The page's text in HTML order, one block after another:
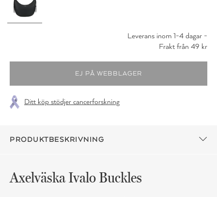
Leverans inom 1-4 dagar -
Frakt från 49 kr
Ditt köp stödjer cancerforskning
PRODUKTBESKRIVNING
Axelväska Ivalo Buckles